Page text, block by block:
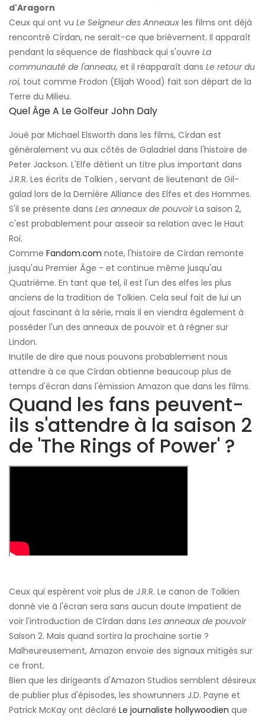
d'Aragorn
Ceux qui ont vu Le Seigneur des Anneaux les films ont déjà
rencontré Círdan, ne serait-ce que brièvement. Il apparaît
pendant la séquence de flashback qui s'ouvre La
communauté de l'anneau, et il réapparaît dans Le retour du
roi, tout comme Frodon (Elijah Wood) fait son départ de la
Terre du Milieu.
Quel Âge A Le Golfeur John Daly
Joué par Michael Elsworth dans les films, Círdan est
généralement vu aux côtés de Galadriel dans l'histoire de
Peter Jackson. L'Elfe détient un titre plus important dans
J.R.R. Les écrits de Tolkien , servant de lieutenant de Gil-
galad lors de la Dernière Alliance des Elfes et des Hommes.
S'il se présente dans Les anneaux de pouvoirLa saison 2,
c'est probablement pour asseoir sa relation avec le Haut
Roi.
Comme Fandom.com note, l'histoire de Círdan remonte
jusqu'au Premier Âge - et continue même jusqu'au
Quatrième. En tant que tel, il est l'un des elfes les plus
anciens de la tradition de Tolkien. Cela seul fait de lui un
ajout fascinant à la série, mais il en viendra également à
posséder l'un des anneaux de pouvoir et à régner sur
Lindon.
Inutile de dire que nous pouvons probablement nous
attendre à ce que Círdan obtienne beaucoup plus de
temps d'écran dans l'émission Amazon que dans les films.
Quand les fans peuvent-
ils s'attendre à la saison 2
de 'The Rings of Power' ?
Ceux qui espèrent voir plus de J.R.R. Le canon de Tolkien
donné vie à l'écran sera sans aucun doute impatient de
voir l'introduction de Círdan dans Les anneaux de pouvoir
Saison 2. Mais quand sortira la prochaine sortie ?
Malheureusement, Amazon envoie des signaux mitigés sur
ce front.
Bien que les dirigeants d'Amazon Studios semblent désireux
de publier plus d'épisodes, les showrunners J.D. Payne et
Patrick McKay ont déclaré Le journaliste hollywoodien que